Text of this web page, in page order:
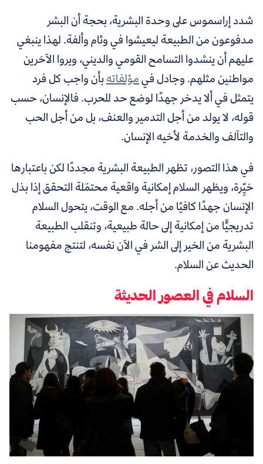
شدد إراسموس على وحدة البشرية، بحجة أن البشر
مدفوعون من الطبيعة ليعيشوا في وئام وألفة. لهذا ينبغي
عليهم أن ينشدوا التسامح القومي والديني، ويروا الآخرين
مواطنين مثلهم. وجادل فيمؤلفاتهبأن واجب كل فرد
يتمثل في ألا يدخر جهدًا لوضع حد للحرب. فالإنسان، حسب
قوله، لا يولد من أجل التدمير والعنف، بل من أجل الحب
والتآلف والخدمة لأخيه الإنسان.
في هذا التصور، تظهر الطبيعة البشرية مجددًا لكن باعتبارها
خيِّرة، ويظهر السلام إمكانية واقعية محتمَلة التحقق إذا بذل
الإنسان جهدًا كافيًا من أجله. مع الوقت، يتحول السلام
تدريجيًّا من إمكانية إلى حالة طبيعية، وتنقلب الطبيعة
البشرية من الخير إلى الشر في الآن نفسه، لتنتج مفهومنا
الحديث عن السلام.
السلام في العصور الحديثة